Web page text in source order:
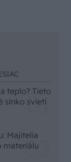
teplo? Tieto
slnko svieti
Majitelia
materiálu